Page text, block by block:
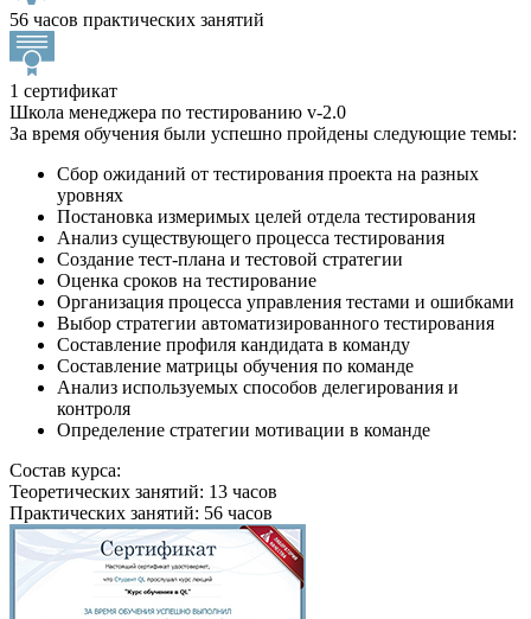
56 часов практических занятий
1 сертификат
Школа менеджера по тестированию v-2.0
За время обучения были успешно пройдены следующие темы:
Сбор ожиданий от тестирования проекта на разных
уровнях
Постановка измеримых целей отдела тестирования
Анализ существующего процесса тестирования
Создание тест-плана и тестовой стратегии
Оценка сроков на тестирование
Организация процесса управления тестами и ошибками
Выбор стратегии автоматизированного тестирования
Составление профиля кандидата в команду
Составление матрицы обучения по команде
Анализ используемых способов делегирования и
контроля
Определение стратегии мотивации в команде
Состав курса:
Теоретических занятий: 13 часов
Практических занятий: 56 часов